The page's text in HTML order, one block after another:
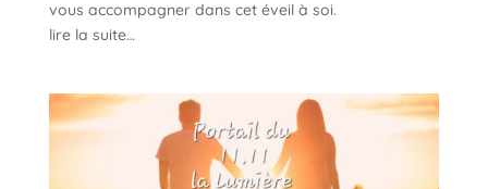
vous accompagner dans cet éveil à soi.
lire la suite…